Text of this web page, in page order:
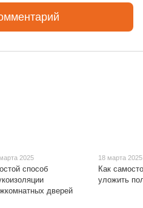
2025
способ
дверей
18 марта 2025
Как
уложить